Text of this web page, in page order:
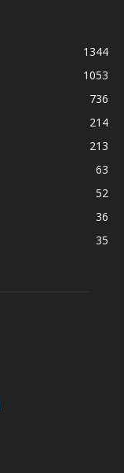
1344
1053
736
214
213
63
52
36
35